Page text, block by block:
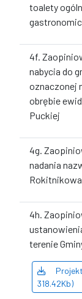
toalety
4f.
nabycia do
oznaczonej
obrębie
Puckiej
4g.
nadania
Rokitnikowa
4h.
terenie
318.42Kb)